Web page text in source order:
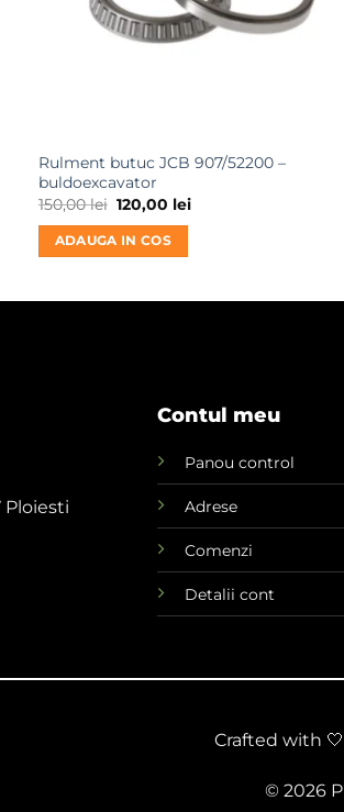
Rulment butuc JCB 907/52200 –
buldoexcavator
150,00lei Prețul
inițial
a
fost:
120,00 leiPrețul
ADAUGA IN COS
Ploiesti
Contul meu
Panou control
Adrese
Comenzi
Detalii cont
Crafted with
© 2026